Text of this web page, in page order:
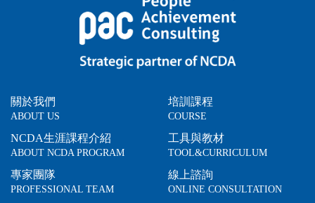
關於我們
ABOUT US
NCDA生涯課程介紹
ABOUT NCDA PROGRAM
專家團隊
PROFESSIONAL TEAM
培訓課程
COURSE
工具與教材
TOOL&CURRICULUM
線上諮詢
ONLINE CONSULTATION